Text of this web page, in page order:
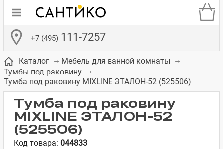
+7 (495) 111-7257
Бачки для
унитазов
Смесители для
встраиваемых
систем
Зеркало-шкаф
Полки в ванную
Каталог
Мебель для ванной комнаты
Тумбы под раковину
Тумба под раковину MIXLINE ЭТАЛОН-52 (525506)
Тумба под раковину
MIXLINE ЭТАЛОН-52
(525506)
Код товара: 044833